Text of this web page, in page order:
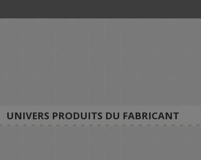
UNIVERS PRODUITS DU FABRICANT